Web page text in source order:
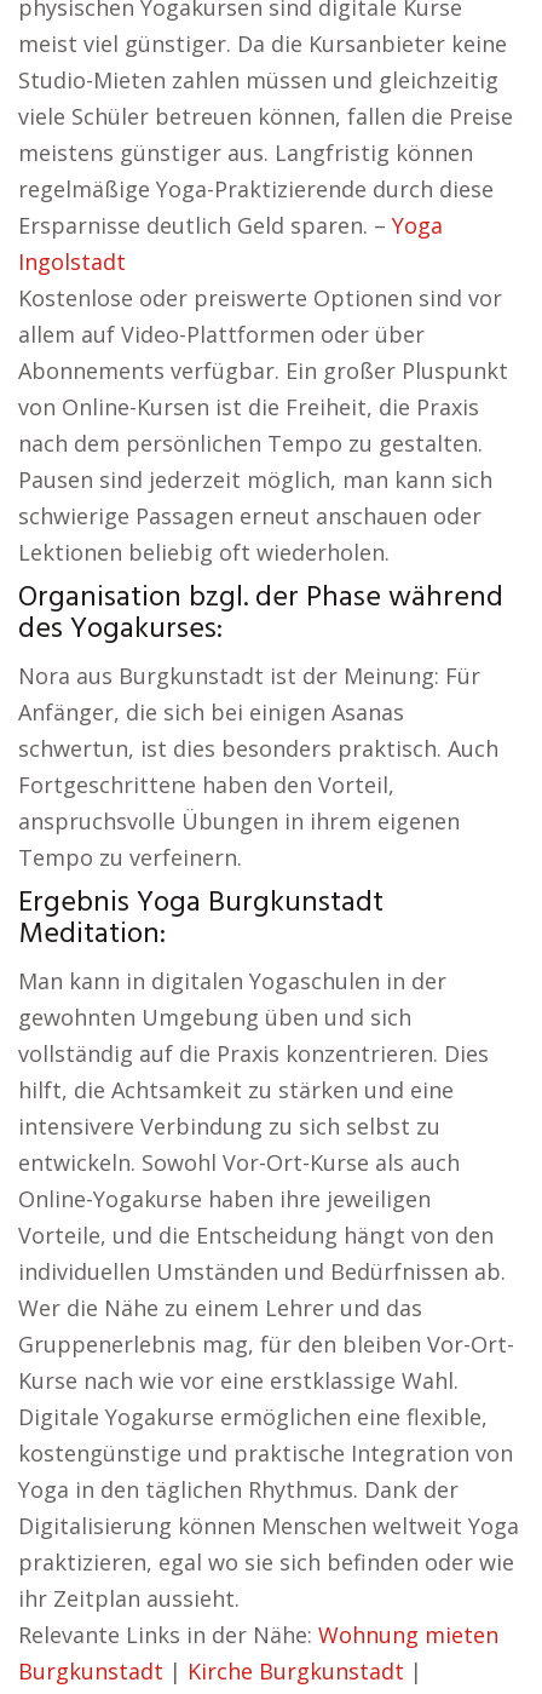
physischen Yogakursen sind digitale Kurse
meist viel günstiger. Da die Kursanbieter keine
Studio-Mieten zahlen müssen und gleichzeitig
viele Schüler betreuen können, fallen die Preise
meistens günstiger aus. Langfristig können
regelmäßige Yoga-Praktizierende durch diese
Ersparnisse deutlich Geld sparen. – Yoga
Ingolstadt
Kostenlose oder preiswerte Optionen sind vor
allem auf Video-Plattformen oder über
Abonnements verfügbar. Ein großer Pluspunkt
von Online-Kursen ist die Freiheit, die Praxis
nach dem persönlichen Tempo zu gestalten.
Pausen sind jederzeit möglich, man kann sich
schwierige Passagen erneut anschauen oder
Lektionen beliebig oft wiederholen.
Organisation bzgl. der Phase während
des Yogakurses:
Nora aus Burgkunstadt ist der Meinung: Für
Anfänger, die sich bei einigen Asanas
schwertun, ist dies besonders praktisch. Auch
Fortgeschrittene haben den Vorteil,
anspruchsvolle Übungen in ihrem eigenen
Tempo zu verfeinern.
Ergebnis Yoga Burgkunstadt
Meditation:
Man kann in digitalen Yogaschulen in der
gewohnten Umgebung üben und sich
vollständig auf die Praxis konzentrieren. Dies
hilft, die Achtsamkeit zu stärken und eine
intensivere Verbindung zu sich selbst zu
entwickeln. Sowohl Vor-Ort-Kurse als auch
Online-Yogakurse haben ihre jeweiligen
Vorteile, und die Entscheidung hängt von den
individuellen Umständen und Bedürfnissen ab.
Wer die Nähe zu einem Lehrer und das
Gruppenerlebnis mag, für den bleiben Vor-Ort-
Kurse nach wie vor eine erstklassige Wahl.
Digitale Yogakurse ermöglichen eine flexible,
kostengünstige und praktische Integration von
Yoga in den täglichen Rhythmus. Dank der
Digitalisierung können Menschen weltweit Yoga
praktizieren, egal wo sie sich befinden oder wie
ihr Zeitplan aussieht.
Relevante Links in der Nähe: Wohnung mieten
Burgkunstadt | Kirche Burgkunstadt |